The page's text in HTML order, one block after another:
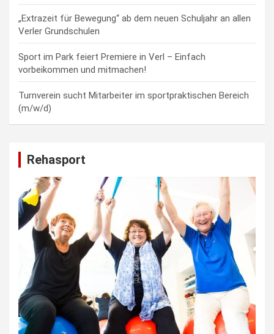
„Extrazeit für Bewegung“ ab dem neuen Schuljahr an allen
Verler Grundschulen
Sport im Park feiert Premiere in Verl – Einfach
vorbeikommen und mitmachen!
Turnverein sucht Mitarbeiter im sportpraktischen Bereich
(m/w/d)
Rehasport